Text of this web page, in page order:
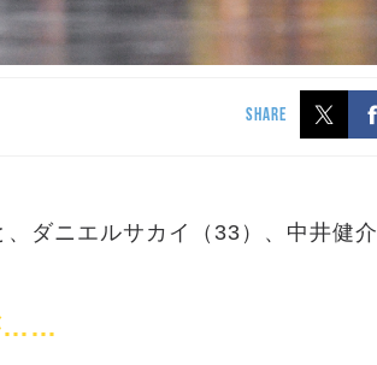
SHARE
ダニエルサカイ（33）、中井健介
……